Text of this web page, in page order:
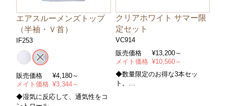
エアスルーメンズトップ
（半袖・Ｖ首）
IF253
販売価格 ¥4,180～
メイト価格 ¥3,344～
◆湿気に反応して、通気性をコ
クリアホワイト サマー限
定セット
VC914
販売価格
¥13,200～
メイト価格 ¥10,560～
◆数量限定のお得な3本セッ
ト。